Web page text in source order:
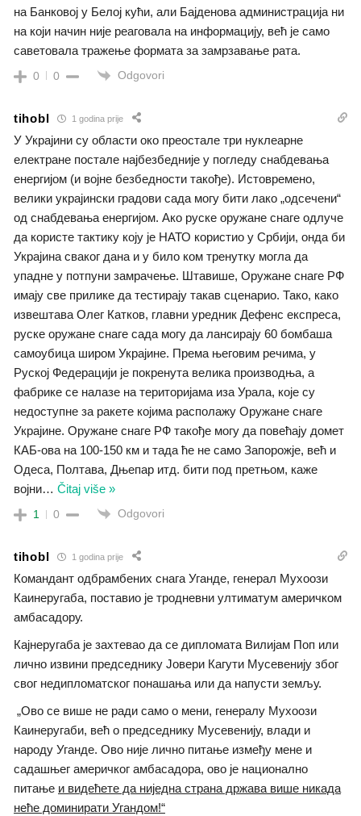
на Банковој у Белој кући, али Бајденова администрација ни
на који начин није реаговала на информацију, већ је само
саветовала тражење формата за замрзавање рата.
0 0 Odgovori
tihobl 1 godina prije
У Украјини су области око преостале три нуклеарне
електране постале најбезбедније у погледу снабдевања
енергијом (и војне безбедности такође). Истовремено,
велики украјински градови сада могу бити лако „одсечени“
од снабдевања енергијом. Ако руске оружане снаге одлуче
да користе тактику коју је НАТО користио у Србији, онда би
Украјина сваког дана и у било ком тренутку могла да
упадне у потпуни замрачење. Штавише, Оружане снаге РФ
имају све прилике да тестирају такав сценарио. Тако, како
извештава Олег Катков, главни уредник Дефенс експреса,
руске оружане снаге сада могу да лансирају 60 бомбаша
самоубица широм Украјине. Према његовим речима, у
Руској Федерацији је покренута велика производња, а
фабрике се налазе на територијама иза Урала, које су
недоступне за ракете којима располажу Оружане снаге
Украјине. Оружане снаге РФ такође могу да повећају домет
КАБ-ова на 100-150 км и тада ће не само Запорожје, већ и
Одеса, Полтава, Дњепар итд. бити под претњом, каже
војни… Čitaj više »
1 0 Odgovori
tihobl 1 godina prije
Командант одбрамбених снага Уганде, генерал Мухоози
Каинеругаба, поставио је тродневни ултиматум америчком
амбасадору.
Кајнеругаба је захтевао да се дипломата Вилијам Поп или
лично извини председнику Јовери Кагути Мусевенију због
свог недипломатског понашања или да напусти земљу.
„Ово се више не ради само о мени, генералу Мухоози
Каинеругаби, већ о председнику Мусевенију, влади и
народу Уганде. Ово није лично питање између мене и
садашњег америчког амбасадора, ово је национално
питање и видећете да ниједна страна држава више никада
неће доминирати Угандом!“